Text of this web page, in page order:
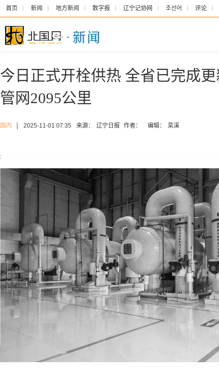
首页 新闻 地方新闻 数字报 辽宁记协网 조선어 评论
今日正式开栓供热 全省已完成
管网2095公里
国内 2025-11-01 07:35 来源： 辽宁日报 作者： 编辑： 栾溪